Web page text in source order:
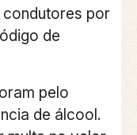
por
de
pelo
de álcool.